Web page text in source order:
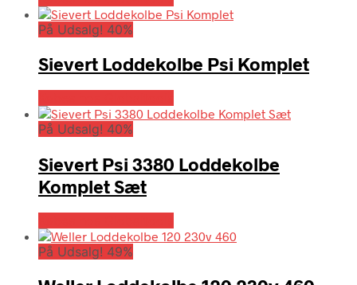
På Udsalg! 40%
Sievert Loddekolbe Psi Komplet
På Udsalg! 40%
Sievert Psi 3380 Loddekolbe
Komplet Sæt
På Udsalg! 49%